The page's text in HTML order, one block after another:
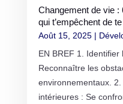
Changement de vie :
qui t’empêchent de
Août 15, 2025|
EN BREF 1.
Reconnaître les
environnementaux.
intérieures : Se